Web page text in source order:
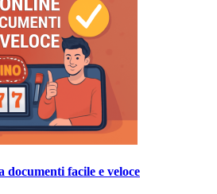
documenti facile e veloce